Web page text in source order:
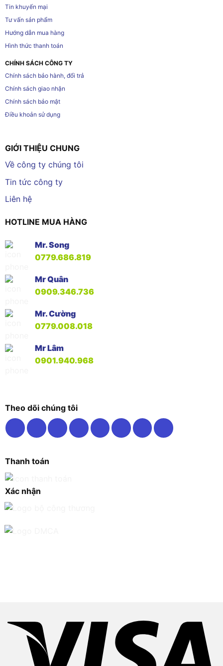
Tin khuyến mại
Tư vấn sản phẩm
Hướng dẫn mua hàng
Hình thức thanh toán
CHÍNH SÁCH CÔNG TY
Chính sách bảo hành, đổi trả
Chính sách giao nhận
Chính sách bảo mật
Điều khoản sử dụng
GIỚI THIỆU CHUNG
Về công ty chúng tôi
Tin tức công ty
Liên hệ
HOTLINE MUA HÀNG
Mr. Song
0779.686.819
Mr Quân
0909.346.736
Mr. Cường
0779.008.018
Mr Lâm
0901.940.968
Theo dõi chúng tôi
Thanh toán
Xác nhận